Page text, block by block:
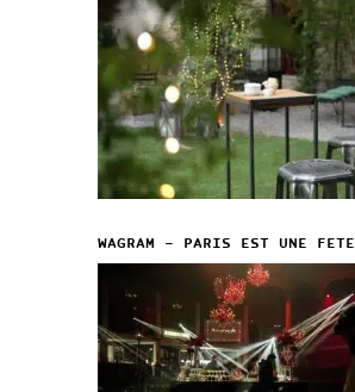
WAGRAM – PARIS EST UNE FETE